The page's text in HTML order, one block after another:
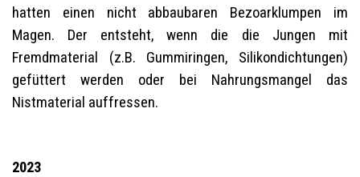
hatten einen nicht abbaubaren Bezoarklumpen im
Magen. Der entsteht, wenn die die Jungen mit
Fremdmaterial (z.B. Gummiringen, Silikondichtungen)
gefüttert werden oder bei Nahrungsmangel das
Nistmaterial auffressen.
2023